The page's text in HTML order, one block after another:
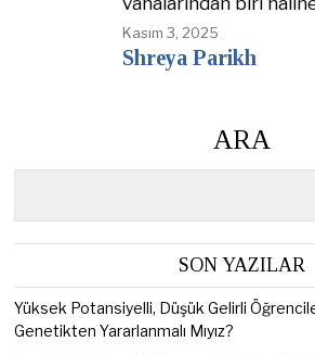
Kasım 3, 2025
Shreya Parikh
ARA
SON YAZILAR
Yüksek Potansiyelli, Düşük Gelirli
Genetikten Yararlanmalı Mıyız?